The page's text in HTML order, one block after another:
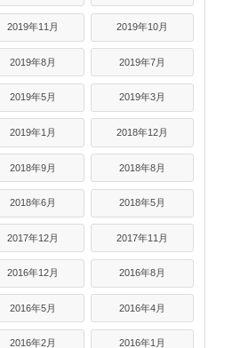
2019年11月 2019年10月
2019年8月 2019年7月
2019年5月 2019年3月
2019年1月 2018年12月
2018年9月 2018年8月
2018年6月 2018年5月
2017年12月 2017年11月
2016年12月 2016年8月
2016年5月 2016年4月
2016年2月 2016年1月